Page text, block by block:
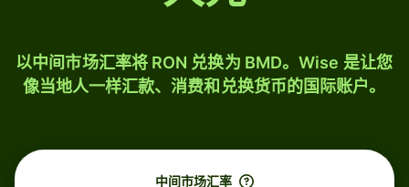
以中间市场汇率将 RON 兑换为 BMD。Wise 是让您
像当地人一样汇款、消费和兑换货币的国际账户。
中间市场汇率